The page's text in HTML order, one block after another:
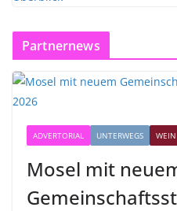
Partnernews
ADVERTORIAL UNTERWEGS WEIN
Mosel mit